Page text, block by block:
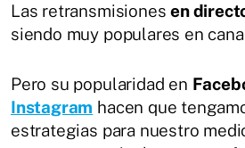
Las retransmisionesen
siendo muy populares en
Pero su popularidad en
Instagram hacen que
estrategias para nuestro